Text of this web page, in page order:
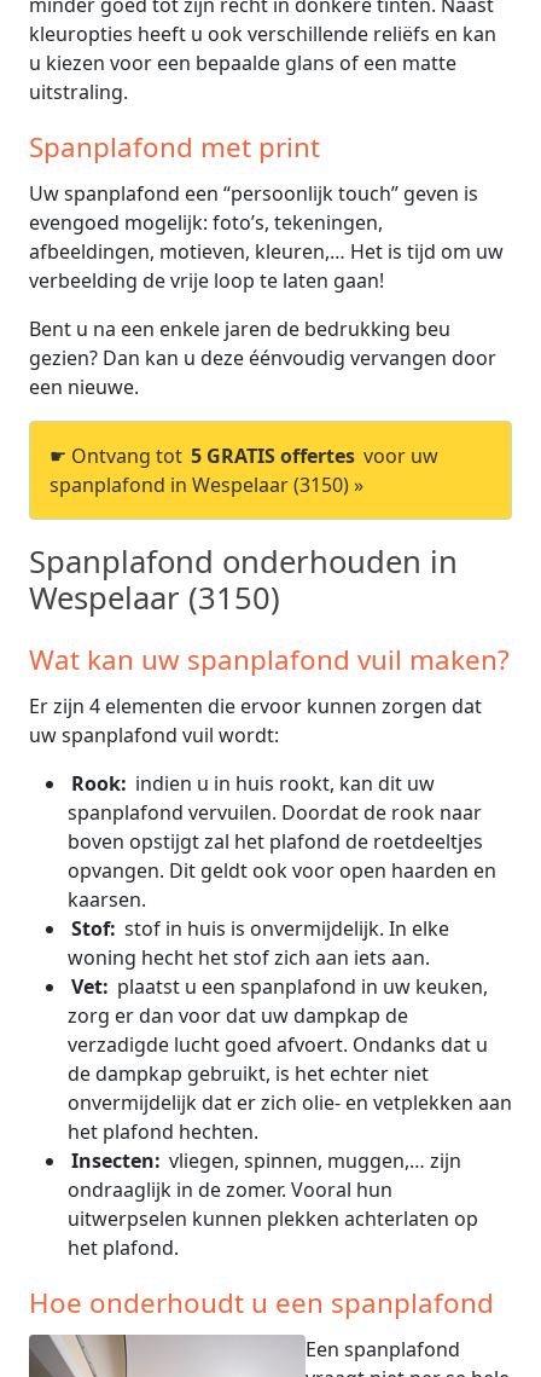
kleuropties heeft u ook verschillende reliëfs en kan
u kiezen voor een bepaalde glans of een matte
uitstraling.
Spanplafond met print
Uw spanplafond een “persoonlijk touch” geven is
evengoed mogelijk: foto’s, tekeningen,
afbeeldingen, motieven, kleuren,… Het is tijd om uw
verbeelding de vrije loop te laten gaan!
Bent u na een enkele jaren de bedrukking beu
gezien? Dan kan u deze éénvoudig vervangen door
een nieuwe.
☛ Ontvang tot 5 GRATIS offertes voor uw
spanplafond in Wespelaar (3150) »
Spanplafond onderhouden in
Wespelaar (3150)
Wat kan uw spanplafond vuil maken?
Er zijn 4 elementen die ervoor kunnen zorgen dat
uw spanplafond vuil wordt:
Rook: indien u in huis rookt, kan dit uw
spanplafond vervuilen. Doordat de rook naar
boven opstijgt zal het plafond de roetdeeltjes
opvangen. Dit geldt ook voor open haarden en
kaarsen.
Stof: stof in huis is onvermijdelijk. In elke
woning hecht het stof zich aan iets aan.
Vet: plaatst u een spanplafond in uw keuken,
zorg er dan voor dat uw dampkap de
verzadigde lucht goed afvoert. Ondanks dat u
de dampkap gebruikt, is het echter niet
onvermijdelijk dat er zich olie- en vetplekken aan
het plafond hechten.
Insecten: vliegen, spinnen, muggen,… zijn
ondraaglijk in de zomer. Vooral hun
uitwerpselen kunnen plekken achterlaten op
het plafond.
Hoe onderhoudt u een spanplafond
Een spanplafond